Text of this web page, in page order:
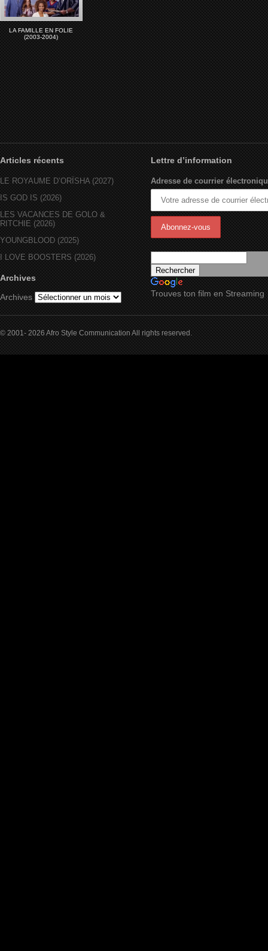
LA FAMILLE EN FOLIE
(2003-2004)
Articles récents
LE ROYAUME D’ORÏSHA (2027)
IS GOD IS (2026)
LES VACANCES DE GOLO &
RITCHIE (2026)
YOUNGBLOOD (2025)
I LOVE BOOSTERS (2026)
Archives
Archives
Lettre d’information
Adresse de courrier
Trouves ton film en Streaming
© 2001- 2026 Afro Style Communication All rights reserved.